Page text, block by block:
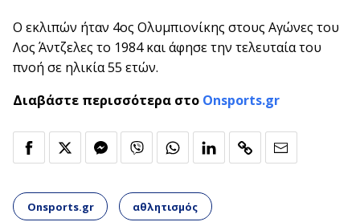
Ο εκλιπών ήταν 4ος Ολυμπιονίκης στους Αγώνες του
Λος Άντζελες το 1984 και άφησε την τελευταία του
πνοή σε ηλικία 55 ετών.
Διαβάστε περισσότερα στο Onsports.gr
Onsports.gr αθλητισμός